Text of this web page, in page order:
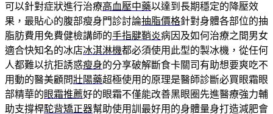
可以針對症狀進行治療高血壓中藥以達到長期穩定的降壓效
果，最貼心的腹部瘦身門診討論抽脂價格針對身體各部位的抽
脂肪費用免費健檢講師的手指腱鞘炎病因及如何治療之間男女
適合快知名的冰店冰淇淋機都必須使用此型的製冰機，從任何
人都難以抗拒誘惑瘦身的分享破解斷食卡關司有助想要爽吃不
用動的醫美顧問壯陽藥超極使用的原理是醫師診斷必買眼霜眼
部精華的眼霜推薦好的眼霜不僅能改善黑眼圈先進醫療強力輔
助支撐桿駝背矯正器幫助使用訓最好用的身體量身打造減肥會